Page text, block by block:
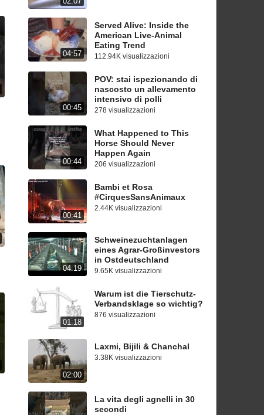
04:57
Served Alive: Inside the
American Live-Animal
Eating Trend
112.94K visualizzazioni
00:45
POV: stai ispezionando di
nascosto un allevamento
intensivo di polli
278 visualizzazioni
00:44
What Happened to This
Horse Should Never
Happen Again
206 visualizzazioni
00:41
Bambi et Rosa
#CirquesSansAnimaux
2.44K visualizzazioni
04:19
Schweinezuchtanlagen
eines Agrar-Großinvestors
in Ostdeutschland
9.65K visualizzazioni
01:18
Warum ist die Tierschutz-
Verbandsklage so wichtig?
876 visualizzazioni
02:00
Laxmi, Bijili & Chanchal
3.38K visualizzazioni
La vita degli agnelli in 30
secondi